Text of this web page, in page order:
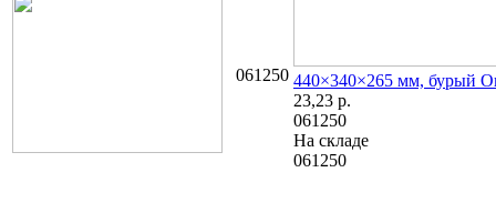
061250 440×340×265 мм, бурый
23,23 р.
061250
На складе
061250